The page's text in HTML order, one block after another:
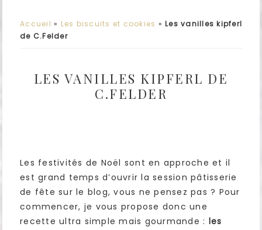
Accueil » Les biscuits et cookies » Les vanilles kipferl
de C.Felder
LES VANILLES KIPFERL DE
C.FELDER
Les festivités de Noël sont en approche et il
est grand temps d’ouvrir la session pâtisserie
de fête sur le blog, vous ne pensez pas ? Pour
commencer, je vous propose donc une
recette ultra simple mais gourmande : les